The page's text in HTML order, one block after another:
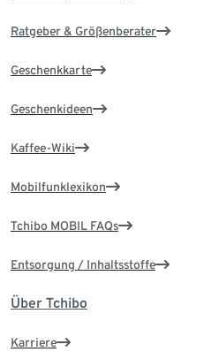
Ratgeber & Größenberater
Geschenkkarte
Geschenkideen
Kaffee-Wiki
Mobilfunklexikon
Tchibo MOBIL FAQs
Entsorgung / Inhaltsstoffe
Über Tchibo
Karriere